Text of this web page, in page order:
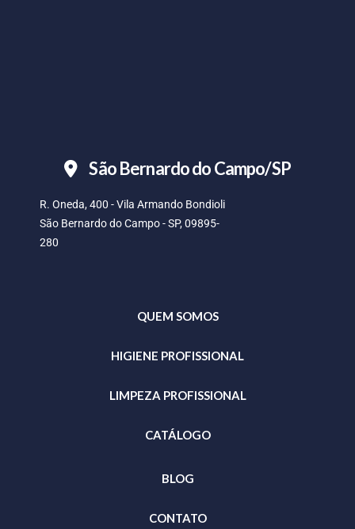
São Bernardo do Campo/SP
R. Oneda, 400 - Vila Armando Bondioli
São Bernardo do Campo - SP, 09895-
280
QUEM SOMOS
HIGIENE PROFISSIONAL
LIMPEZA PROFISSIONAL
CATÁLOGO
BLOG
CONTATO